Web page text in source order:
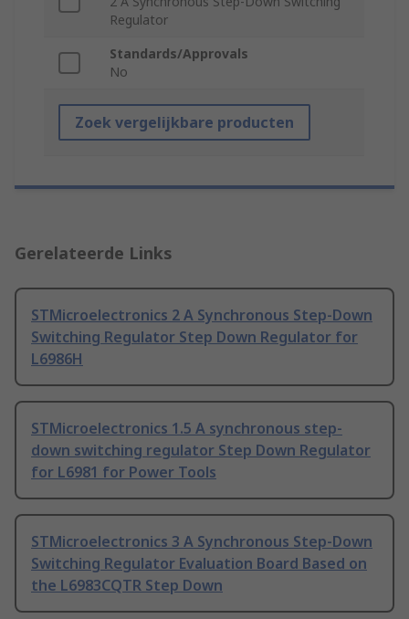
Regulator
Standards/Approvals
No
Zoek vergelijkbare producten
Gerelateerde Links
STMicroelectronics 2 A Synchronous Step-Down
Switching Regulator Step Down Regulator for
L6986H
STMicroelectronics 1.5 A synchronous step-
down switching regulator Step Down Regulator
for L6981 for Power Tools
STMicroelectronics 3 A Synchronous Step-Down
Switching Regulator Evaluation Board Based on
the L6983CQTR Step Down